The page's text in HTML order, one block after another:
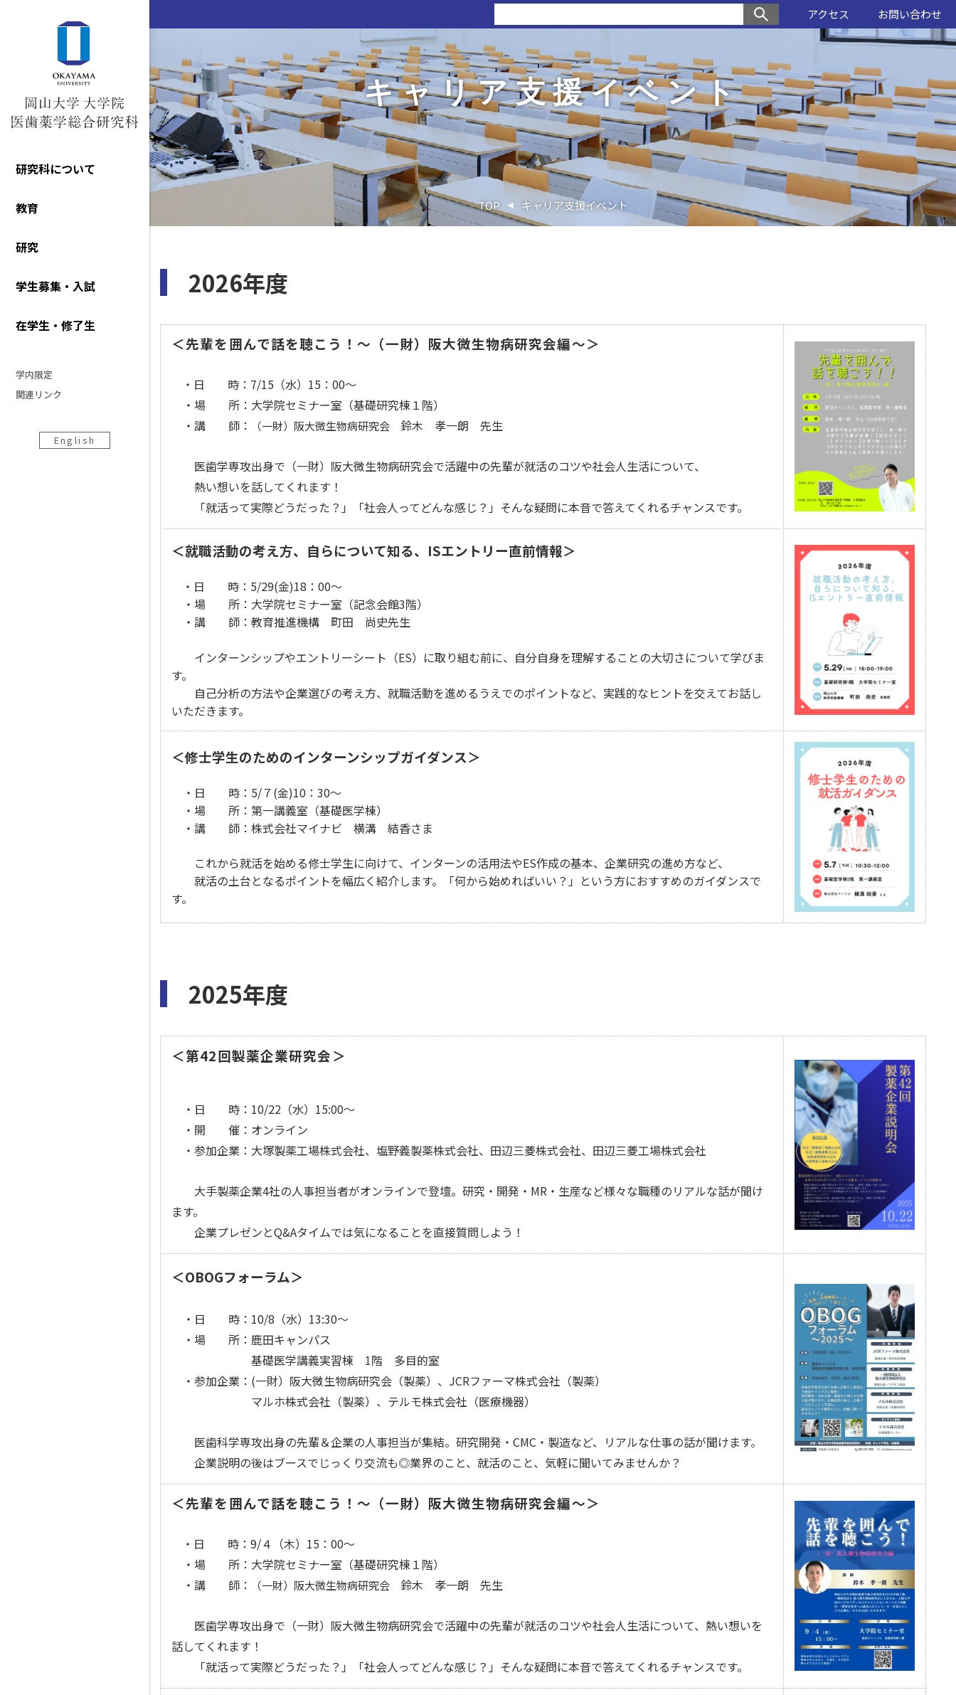
研究科について
教育
研究
学生募集・入試
在学生・修了生
学内限定
関連リンク
English
アクセス お問い合わせ
キャリア支援イベント
TOP キャリア支援イベント
2026年度
＜先輩を囲んで話を聴こう！～（一財）阪大微生物病研究会編～＞
・日 時：7/15（水）15：00～
・場 所：大学院セミナー室（基礎研究棟１階）
・講 師：
（一財）阪大微生物病研究会 鈴木 孝一朗 先生
医歯学専攻出身で（一財）阪大微生物病研究会で活躍中の先輩が就活のコツや社会人生活について、
熱い想いを話してくれます！
「就活って実際どうだった？」「社会人ってどんな感じ？」そんな疑問に本音で答えてくれるチャンスです。
＜就職活動の考え方、自らについて知る、ISエントリー直前情報＞
・日 時：5/29(金)18：00～
・場 所：大学院セミナー室（記念会館3階）
・講 師：教育推進機構 町田 尚史先生
インターンシップやエントリーシート（ES）に取り組む前に、自分自身を理解することの大切さについて学びま
す。
自己分析の方法や企業選びの考え方、就職活動を進めるうえでのポイントなど、実践的なヒントを交えてお話し
いただきます。
＜修士学生のためのインターンシップガイダンス＞
・日 時：5/７(金)10：30～
・場 所：第一講義室（基礎医学棟）
・講 師：株式会社マイナビ 横溝 結香さま
これから就活を始める修士学生に向けて、インターンの活用法やES作成の基本、企業研究の進め方など、
就活の土台となるポイントを幅広く紹介します。「何から始めればいい？」という方におすすめのガイダンスで
す。
2025年度
＜第42回製薬企業研究会＞
・日 時：10/22（水）15:00～
・開 催：オンライン
・参加企業：大塚製薬工場株式会社、塩野義製薬株式会社、田辺三菱株式会社、田辺三菱工場株式会社
大手製薬企業4社の人事担当者がオンラインで登壇。研究・開発・MR・生産など様々な職種のリアルな話が聞け
ます。
企業プレゼンとQ&Aタイムでは気になることを直接質問しよう！
＜OBOGフォーラム＞
・日 時：10/8（水）13:30～
・場 所：鹿田キャンパス
基礎医学講義実習棟 1階 多目的室
・参加企業：(一財）阪大微生物病研究会（製薬）、JCRファーマ株式会社（製薬）
マルホ株式会社（製薬）、テルモ株式会社（医療機器）
医歯科学専攻出身の先輩＆企業の人事担当が集結。研究開発・CMC・製造など、リアルな仕事の話が聞けます。
企業説明の後はブースでじっくり交流も◎業界のこと、就活のこと、気軽に聞いてみませんか？
＜先輩を囲んで話を聴こう！～（一財）阪大微生物病研究会編～＞
・日 時：9/４（木）15：00～
・場 所：大学院セミナー室（基礎研究棟１階）
・講 師：
（一財）阪大微生物病研究会 鈴木 孝一朗 先生
医歯学専攻出身で（一財）阪大微生物病研究会で活躍中の先輩が就活のコツや社会人生活について、熱い想いを
話してくれます！
「就活って実際どうだった？」「社会人ってどんな感じ？」そんな疑問に本音で答えてくれるチャンスです。